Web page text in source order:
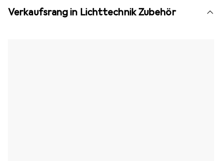
Verkaufsrang in Lichttechnik Zubehör